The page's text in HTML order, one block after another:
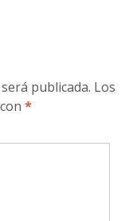
publicada. Los
*